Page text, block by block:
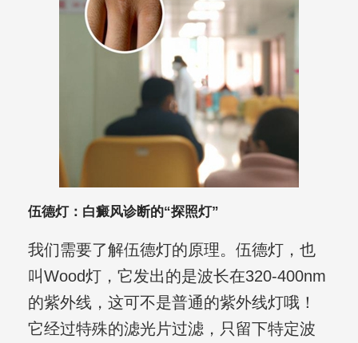
伍德灯：白癜风诊断的“探照灯”
我们需要了解伍德灯的原理。伍德灯，也
叫Wood灯，它发出的是波长在320-400nm
的紫外线，这可不是普通的紫外线灯哦！
它经过特殊的滤光片过滤，只留下特定波